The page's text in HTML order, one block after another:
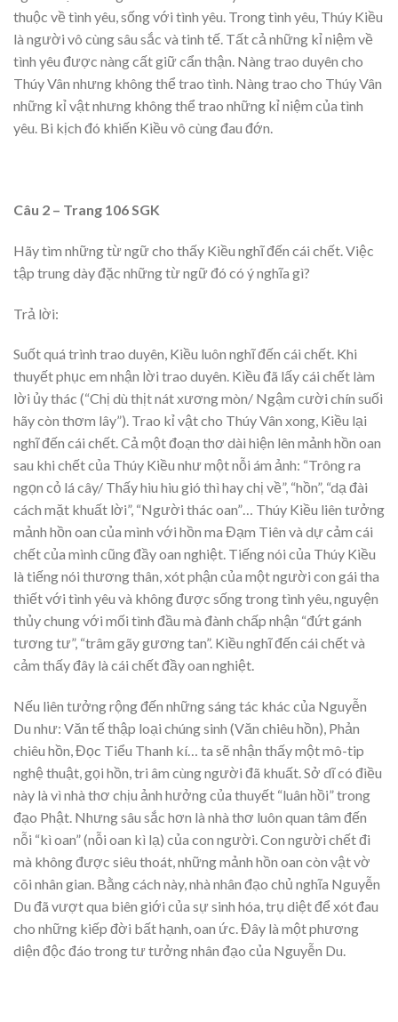
thuộc về tình yêu, sống với tình yêu. Trong tình yêu, Thúy Kiều
là người vô cùng sâu sắc và tinh tế. Tất cả những kỉ niệm về
tình yêu được nàng cất giữ cẩn thận. Nàng trao duyên cho
Thúy Vân nhưng không thể trao tình. Nàng trao cho Thúy Vân
những kỉ vật nhưng không thể trao những kỉ niệm của tình
yêu. Bi kịch đó khiến Kiều vô cùng đau đớn.
Câu 2 – Trang 106 SGK
Hãy tìm những từ ngữ cho thấy Kiều nghĩ đến cái chết. Việc
tập trung dày đặc những từ ngữ đó có ý nghĩa gì?
Trả lời:
Suốt quá trình trao duyên, Kiều luôn nghĩ đến cái chết. Khi
thuyết phục em nhận lời trao duyên. Kiều đã lấy cái chết làm
lời ủy thác (“Chị dù thịt nát xương mòn/ Ngậm cười chín suối
hãy còn thơm lây”). Trao kỉ vật cho Thúy Vân xong, Kiều lại
nghĩ đến cái chết. Cả một đoạn thơ dài hiện lên mảnh hồn oan
sau khi chết của Thúy Kiều như một nỗi ám ảnh: “Trông ra
ngọn cỏ lá cây/ Thấy hiu hiu gió thì hay chị về”, “hồn”, “dạ đài
cách mặt khuất lời”, “Người thác oan”… Thúy Kiều liên tưởng
mảnh hồn oan của mình với hồn ma Đạm Tiên và dự cảm cái
chết của mình cũng đầy oan nghiệt. Tiếng nói của Thúy Kiều
là tiếng nói thương thân, xót phận của một người con gái tha
thiết với tình yêu và không được sống trong tình yêu, nguyện
thủy chung với mối tình đầu mà đành chấp nhận “đứt gánh
tương tư”, “trâm gãy gương tan”. Kiều nghĩ đến cái chết và
cảm thấy đây là cái chết đầy oan nghiệt.
Nếu liên tưởng rộng đến những sáng tác khác của Nguyễn
Du như: Văn tế thập loại chúng sinh (Văn chiêu hồn), Phản
chiêu hồn, Đọc Tiểu Thanh kí… ta sẽ nhận thấy một mô-tip
nghệ thuật, gọi hồn, tri âm cùng người đã khuất. Sở dĩ có điều
này là vì nhà thơ chịu ảnh hưởng của thuyết “luân hồi” trong
đạo Phật. Nhưng sâu sắc hơn là nhà thơ luôn quan tâm đến
nỗi “kì oan” (nỗi oan kì lạ) của con người. Con người chết đi
mà không được siêu thoát, những mảnh hồn oan còn vật vờ
cõi nhân gian. Bằng cách này, nhà nhân đạo chủ nghĩa Nguyễn
Du đã vượt qua biên giới của sự sinh hóa, trụ diệt để xót đau
cho những kiếp đời bất hạnh, oan ức. Đây là một phương
diện độc đáo trong tư tưởng nhân đạo của Nguyễn Du.